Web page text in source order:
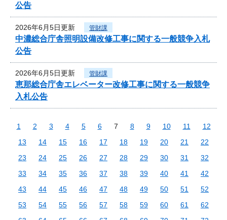
公告
2026年6月5日更新 管財課
中濃総合庁舎照明設備改修工事に関する一般競争入札
公告
2026年6月5日更新 管財課
恵那総合庁舎エレベーター改修工事に関する一般競争
入札公告
1 2 3 4 5 6 7 8 9 10 11
12
13
14 15 16 17 18 19 20 21
22
23
24 25 26 27 28 29 30 31
32
33
34 35 36 37 38 39 40 41
42
43
44 45 46 47 48 49 50 51
52
53
54 55 56 57 58 59 60 61
62